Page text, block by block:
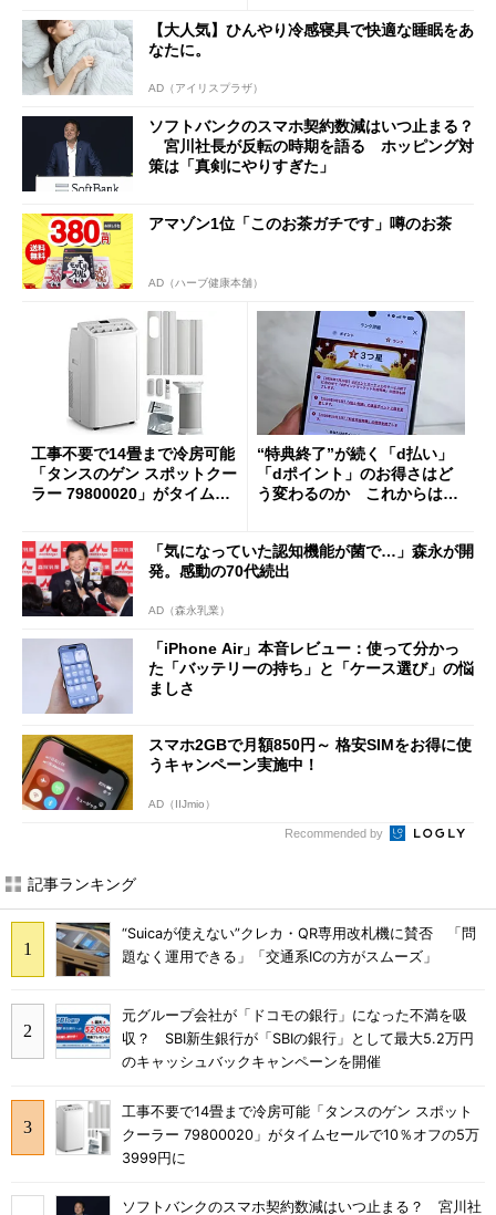
【大人気】ひんやり冷感寝具で快適な睡眠をあ
なたに。
AD（アイリスプラザ）
ソフトバンクのスマホ契約数減はいつ止まる？
宮川社長が反転の時期を語る ホッピング対
策は「真剣にやりすぎた」
アマゾン1位「このお茶ガチです」噂のお茶
AD（ハーブ健康本舗）
工事不要で14畳まで冷房可能
「タンスのゲン スポットクー
ラー 79800020」がタイムセ
“特典終了”が続く「d払い」
「dポイント」のお得さはど
う変わるのか これからは
「気になっていた認知機能が菌で…」森永が開
発。感動の70代続出
AD（森永乳業）
「iPhone Air」本音レビュー：使って分かっ
た「バッテリーの持ち」と「ケース選び」の悩
ましさ
スマホ2GBで月額850円～ 格安SIMをお得に使
うキャンペーン実施中！
AD（IIJmio）
Recommended by
記事ランキング
“Suicaが使えない”クレカ・QR専用改札機に賛否 「問
題なく運用できる」「交通系ICの方がスムーズ」
元グループ会社が「ドコモの銀行」になった不満を吸
収？ SBI新生銀行が「SBIの銀行」として最大5.2万円
のキャッシュバックキャンペーンを開催
工事不要で14畳まで冷房可能「タンスのゲン スポット
クーラー 79800020」がタイムセールで10％オフの5万
3999円に
ソフトバンクのスマホ契約数減はいつ止まる？ 宮川社